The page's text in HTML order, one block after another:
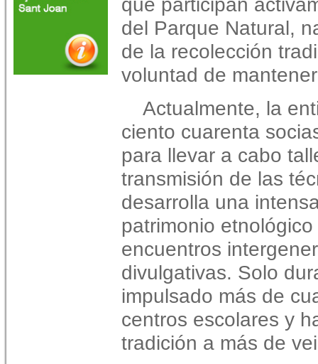
del Parque Natural,
de la recolección
voluntad de
Actualmente, la
ciento cuarenta
para llevar a cabo
transmisión de las
desarrolla una
patrimonio
encuentros
divulgativas. Solo
impulsado más de
centros escolares y
tradición a más de